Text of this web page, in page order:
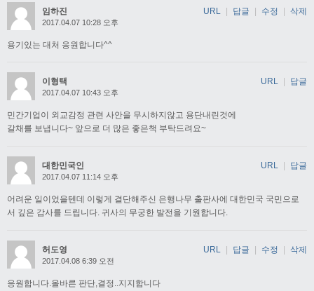
임하진
2017.04.07 10:28 오후
용기있는 대처 응원합니다^^
URL | 답글 | 수정 | 삭제
이형택
2017.04.07 10:43 오후
민간기업이 외교감정 관련 사안을 무시하지않고 용단내린것에
갈채를 보냅니다~ 앞으로 더 많은 좋은책 부탁드려요~
URL 답글
대한민국인
2017.04.07 11:14 오후
어려운 일이었을텐데 이렇게 결단해주신 은행나무 출판사에 대한민국 국민으로
서 깊은 감사를 드립니다. 귀사의 무궁한 발전을 기원합니다.
URL 답글
허도영
2017.04.08 6:39 오전
응원합니다.올바른 판단,결정..지지합니다
URL 답글 수정 삭제